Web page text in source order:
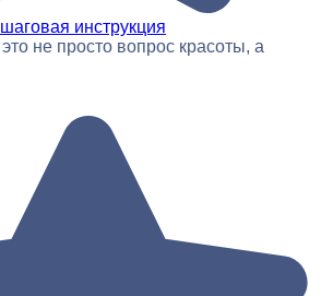
инструкция
не просто вопрос красоты, а